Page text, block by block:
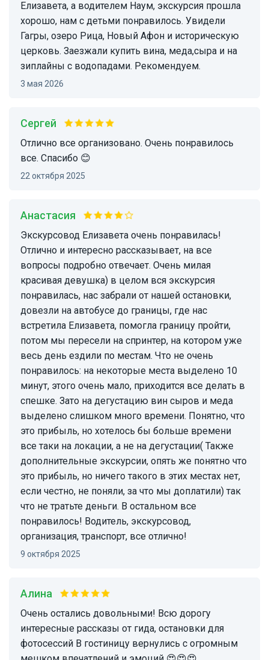
Елизавета, а водителем Наум, экскурсия прошла
хорошо, нам с детьми понравилось. Увидели
Гагры, озеро Рица, Новый Афон и историческую
церковь. Заезжали купить вина, меда,сыра и на
зиплайны с водопадами. Рекомендуем.
3 мая 2026
Сергей
Отлично все организовано. Очень понравилось
все. Спасибо 😊
22 октября 2025
Анастасия
Экскурсовод Елизавета очень понравилась!
Отлично и интересно рассказывает, на все
вопросы подробно отвечает. Очень милая
красивая девушка) в целом вся экскурсия
понравилась, нас забрали от нашей остановки,
довезли на автобусе до границы, где нас
встретила Елизавета, помогла границу пройти,
потом мы пересели на спринтер, на котором уже
весь день ездили по местам. Что не очень
понравилось: на некоторые места выделено 10
минут, этого очень мало, приходится все делать в
спешке. Зато на дегустацию вин сыров и меда
выделено слишком много времени. Понятно, что
это прибыль, но хотелось бы больше времени
все таки на локации, а не на дегустации( Также
дополнительные экскурсии, опять же понятно что
это прибыль, но ничего такого в этих местах нет,
если честно, не поняли, за что мы доплатили) так
что не тратьте деньги. В остальном все
понравилось! Водитель, экскурсовод,
организация, транспорт, все отлично!
9 октября 2025
Алина
Очень остались довольными! Всю дорогу
интересные рассказы от гида, остановки для
фотосессий В гостиницу вернулись с огромным